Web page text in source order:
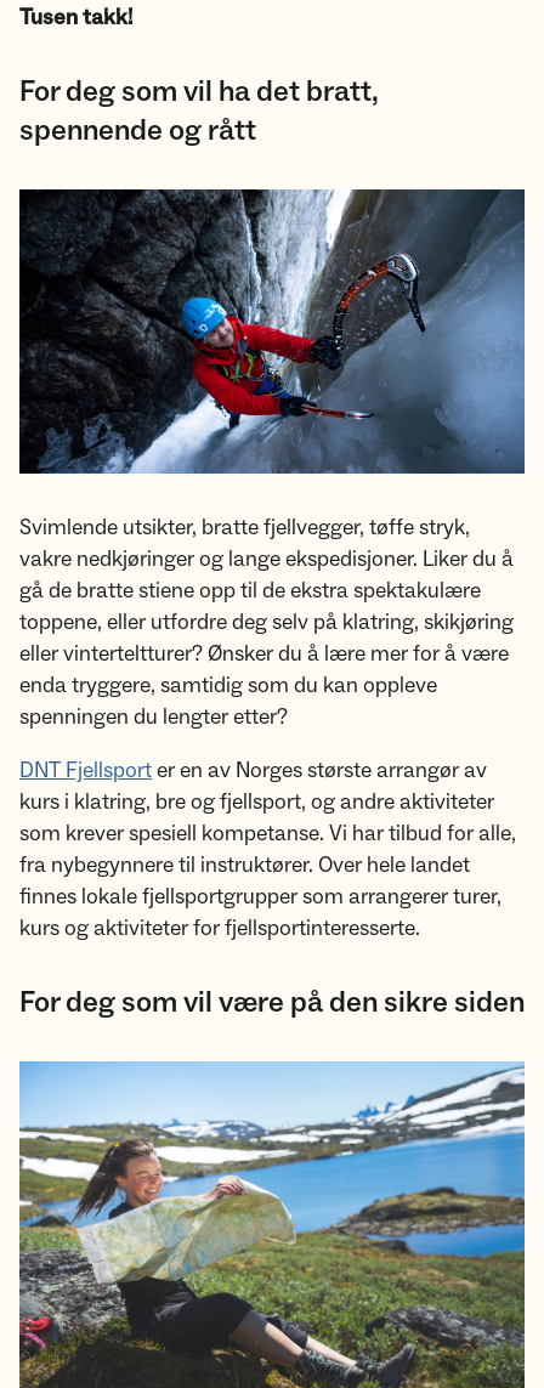
Tusen takk!
For deg som vil ha det bratt,
spennende og rått
Svimlende utsikter, bratte fjellvegger, tøffe stryk,
vakre nedkjøringer og lange ekspedisjoner. Liker du å
gå de bratte stiene opp til de ekstra spektakulære
toppene, eller utfordre deg selv på klatring, skikjøring
eller vinterteltturer? Ønsker du å lære mer for å være
enda tryggere, samtidig som du kan oppleve
spenningen du lengter etter?
DNT Fjellsporter en av Norges største arrangør av
kurs i klatring, bre og fjellsport, og andre aktiviteter
som krever spesiell kompetanse. Vi har tilbud for alle,
fra nybegynnere til instruktører. Over hele landet
finnes lokale fjellsportgrupper som arrangerer turer,
kurs og aktiviteter for fjellsportinteresserte.
For deg som vil være på den sikre siden